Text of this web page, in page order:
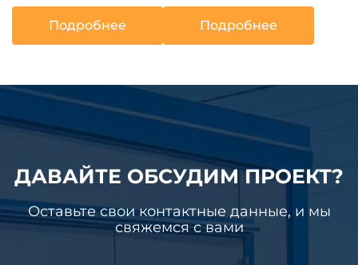
Подробнее Подробнее
ДАВАЙТЕ ОБСУДИМ ПРОЕКТ?
Оставьте свои контактные данные, и мы
свяжемся с вами